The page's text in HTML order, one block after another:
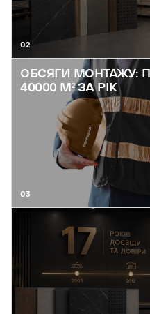
02
ОБСЯГИ МОНТАЖУ:
40000 М² ЗА РІК
03